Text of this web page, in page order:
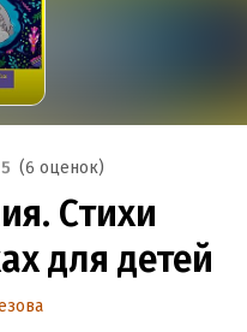
5 (6 оценок)
Стихи
для детей